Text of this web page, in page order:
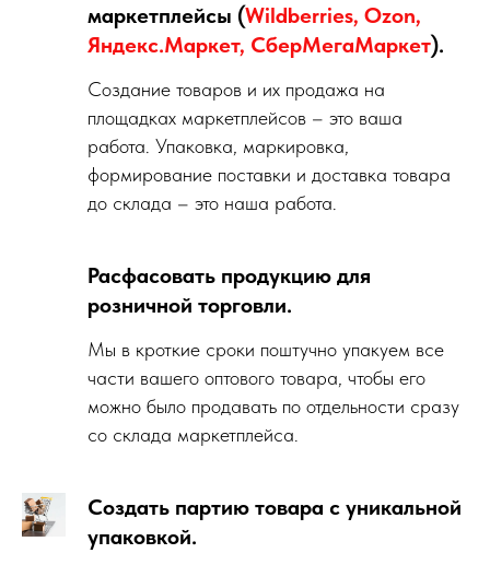
маркетплейсы (Wildberries, Ozon,
Яндекс.Маркет, СберМегаМаркет).
Создание товаров и их продажа на
площадках маркетплейсов – это ваша
работа. Упаковка, маркировка,
формирование поставки и доставка товара
до склада – это наша работа.
Расфасовать продукцию для
розничной торговли.
Мы в кроткие сроки поштучно упакуем все
части вашего оптового товара, чтобы его
можно было продавать по отдельности сразу
со склада маркетплейса.
Создать партию товара с уникальной
упаковкой.